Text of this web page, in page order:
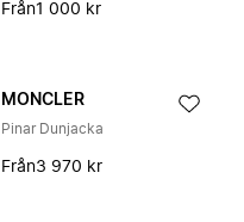
Från1 000 kr
MONCLER
Pinar Dunjacka
Från3 970 kr